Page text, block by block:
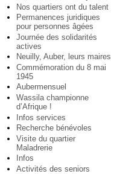
Nos quartiers ont du talent
Permanences juridiques
pour personnes âgées
Journée des solidarités
actives
Neuilly, Auber, leurs maires
Commémoration du 8 mai
1945
Aubermensuel
Wassila championne
d’Afrique !
Infos services
Recherche bénévoles
Visite du quartier
Maladrerie
Infos
Activités des seniors